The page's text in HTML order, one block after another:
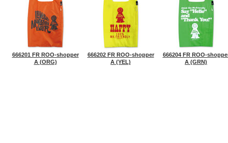
666201 FR ROO-shopper
A (ORG)
666202 FR ROO-shopper
A (YEL)
666204 FR ROO-
A (GRN)